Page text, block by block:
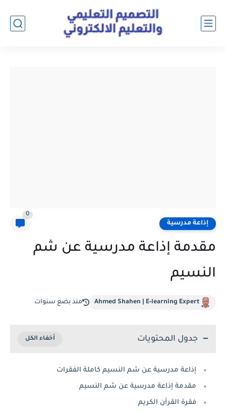
إذاعة مدرسية
0
مقدمة إذاعة مدرسية عن شم
النسيم
Ahmed Shahen | E-learning Expert منذ بضع سنوات
جدول المحتويات
إذاعة مدرسية عن شم النسيم كاملة الفقرات
مقدمة إذاعة مدرسية عن شم النسيم
فقرة القرآن الكريم